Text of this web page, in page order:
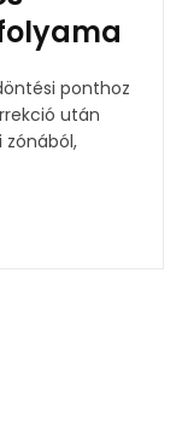
ponthoz
után
zónából,